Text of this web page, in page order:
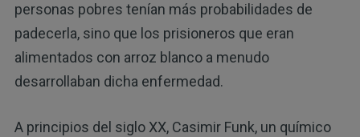
personas pobres tenían más probabilidades de
padecerla, sino que los prisioneros que eran
alimentados con arroz blanco a menudo
desarrollaban dicha enfermedad.
A principios del siglo XX, Casimir Funk, un químico